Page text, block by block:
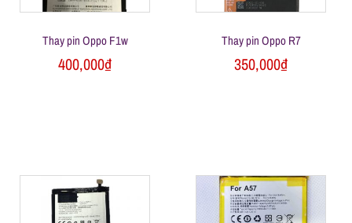
Thay pin Oppo F1w
400,000₫
Thay pin Oppo R7
350,000₫